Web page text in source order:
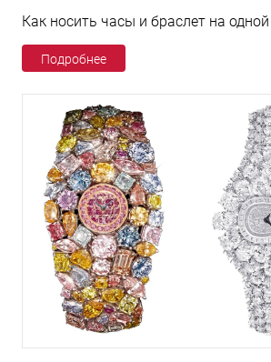
Как носить часы и браслет на одной
Подробнее